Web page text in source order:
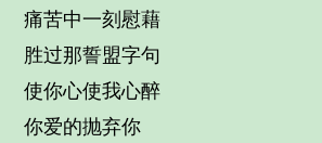
痛苦中一刻慰藉
胜过那誓盟字句
使你心使我心醉
你爱的抛弃你